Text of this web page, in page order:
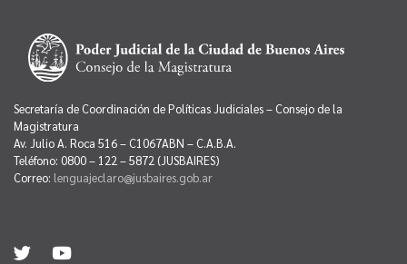
Secretaría de Coordinación de Políticas Judiciales – Consejo de la
Magistratura
Av. Julio A. Roca 516 – C1067ABN – C.A.B.A.
Teléfono: 0800 – 122 – 5872 (JUSBAIRES)
Correo: lenguajeclaro@jusbaires.gob.ar